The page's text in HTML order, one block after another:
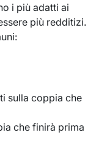
i più adatti ai
più redditizi.
sulla coppia che
che finirà prima